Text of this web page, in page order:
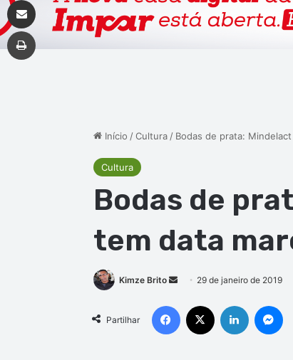
Início / Cultura / Bodas de prata:
Cultura
Bodas de
tem data
Kimze Brito
Mande
e-
mail
29 de janeiro de 2019
Partilhar
Facebook Linkedin
Imprimir